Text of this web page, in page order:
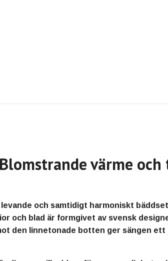
värme
och samtidigt harmoniskt
och blad är formgivet av svensk
den linnetonade botten ger sängen